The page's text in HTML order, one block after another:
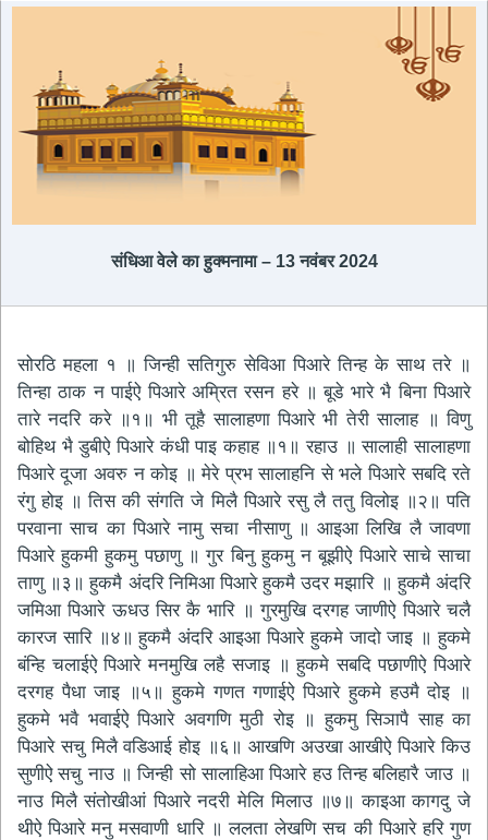
संधिआ वेले का हुक्मनामा – 13 नवंबर 2024
सोरठि महला १ ॥ जिन्ही सतिगुरु सेविआ पिआरे तिन्ह के साथ तरे ॥
तिन्हा ठाक न पाईऐ पिआरे अम्रित रसन हरे ॥ बूडे भारे भै बिना पिआरे
तारे नदरि करे ॥१॥ भी तूहै सालाहणा पिआरे भी तेरी सालाह ॥ विणु
बोहिथ भै डुबीऐ पिआरे कंधी पाइ कहाह ॥१॥ रहाउ ॥ सालाही सालाहणा
पिआरे दूजा अवरु न कोइ ॥ मेरे प्रभ सालाहनि से भले पिआरे सबदि रते
रंगु होइ ॥ तिस की संगति जे मिलै पिआरे रसु लै ततु विलोइ ॥२॥ पति
परवाना साच का पिआरे नामु सचा नीसाणु ॥ आइआ लिखि लै जावणा
पिआरे हुकमी हुकमु पछाणु ॥ गुर बिनु हुकमु न बूझीऐ पिआरे साचे साचा
ताणु ॥३॥ हुकमै अंदरि निमिआ पिआरे हुकमै उदर मझारि ॥ हुकमै अंदरि
जमिआ पिआरे ऊधउ सिर कै भारि ॥ गुरमुखि दरगह जाणीऐ पिआरे चलै
कारज सारि ॥४॥ हुकमै अंदरि आइआ पिआरे हुकमे जादो जाइ ॥ हुकमे
बंन्हि चलाईऐ पिआरे मनमुखि लहै सजाइ ॥ हुकमे सबदि पछाणीऐ पिआरे
दरगह पैधा जाइ ॥५॥ हुकमे गणत गणाईऐ पिआरे हुकमे हउमै दोइ ॥
हुकमे भवै भवाईऐ पिआरे अवगणि मुठी रोइ ॥ हुकमु सिञापै साह का
पिआरे सचु मिलै वडिआई होइ ॥६॥ आखणि अउखा आखीऐ पिआरे किउ
सुणीऐ सचु नाउ ॥ जिन्ही सो सालाहिआ पिआरे हउ तिन्ह बलिहारै जाउ ॥
नाउ मिलै संतोखीआं पिआरे नदरी मेलि मिलाउ ॥७॥ काइआ कागदु जे
थीऐ पिआरे मनु मसवाणी धारि ॥ ललता लेखणि सच की पिआरे हरि गुण